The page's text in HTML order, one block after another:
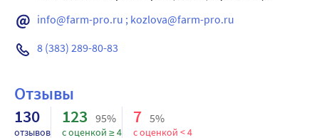
info@farm-pro.ru ; kozlova@farm-pro.ru
8 (383) 289-80-83
Отзывы
130
отзывов
123 95%
с оценкой ≥ 4
7 5%
с оценкой < 4